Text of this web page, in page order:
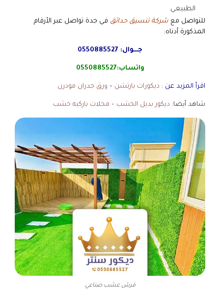
الطبيعي.
للتواصل مع شركة تنسيق حدائق في جدة تواصل عبر الأرقام
المذكورة أدناه:
جـــوال: 0550885527
واتساب:0550885527
اقرأ المزيد عن : ديكورات بارتشن – ورق جدران مودرن
شاهد أيضا: ديكور بديل الخشب – محلات باركيه خشب
فرش عشب صناعي